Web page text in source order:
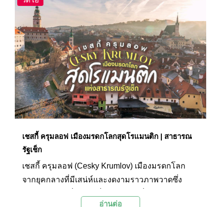
ล่องอยู่เหนือภูมิประเทศแปลกตา ที่เต็มไปด้วยกลุ่ม
ภูเขาหินรูปกรวยโผล่ขึ้นมาจากพื้นดิน... ในครั้งนี้
Palanla จะพาออกเดินทางไปสัมผัสกับความน่า
อัศจรรย์ของ 2 ดินแดนมรดกโลก “พุกาม” และ “คัป
ปาโดเชีย” ด้วยมุมมองจากบนท้องฟ้าผ่านการล่อง
บอลลูนลมร้อน พร้อมแล้วไปด้วยกัน!
เชสกี้ ครุมลอฟ เมืองมรดกโลกสุดโรแมนติก | สาธารณ
รัฐเช็ก
เชสกี้ ครุมลอฟ (Cesky Krumlov) เมืองมรดกโลก
จากยุคกลางที่มีเสน่ห์และงดงามราวภาพวาดซึ่ง
อ่านต่อ